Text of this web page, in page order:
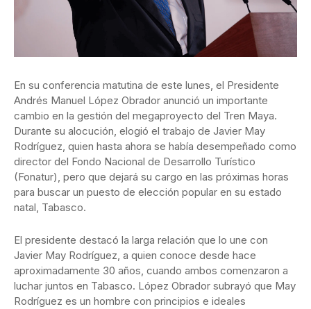
En su conferencia matutina de este lunes, el Presidente
Andrés Manuel López Obrador anunció un importante
cambio en la gestión del megaproyecto del Tren Maya.
Durante su alocución, elogió el trabajo de Javier May
Rodríguez, quien hasta ahora se había desempeñado como
director del Fondo Nacional de Desarrollo Turístico
(Fonatur), pero que dejará su cargo en las próximas horas
para buscar un puesto de elección popular en su estado
natal, Tabasco.
El presidente destacó la larga relación que lo une con
Javier May Rodríguez, a quien conoce desde hace
aproximadamente 30 años, cuando ambos comenzaron a
luchar juntos en Tabasco. López Obrador subrayó que May
Rodríguez es un hombre con principios e ideales